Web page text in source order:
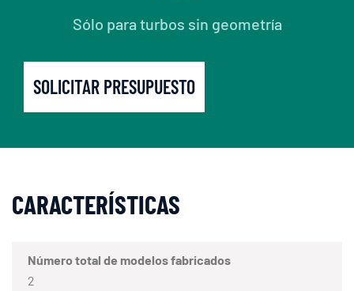
Sólo para turbos sin geometría
SOLICITAR PRESUPUESTO
CARACTERÍSTICAS
Número total de modelos fabricados
2